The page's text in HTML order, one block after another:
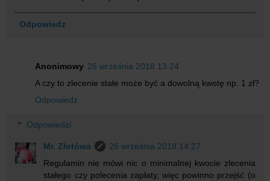
Odpowiedz
Anonimowy 26 września 2018 13:24
A czy to zlecenie stałe może być a dowolną kwotę np. 1 zł?
Odpowiedz
Odpowiedzi
Mr. Złotówa
26 września 2018 14:27
Regulamin nie mówi nic o minimalnej kwocie zlecenia
stałego czy polecenia zapłaty, więc powinno przejść (o